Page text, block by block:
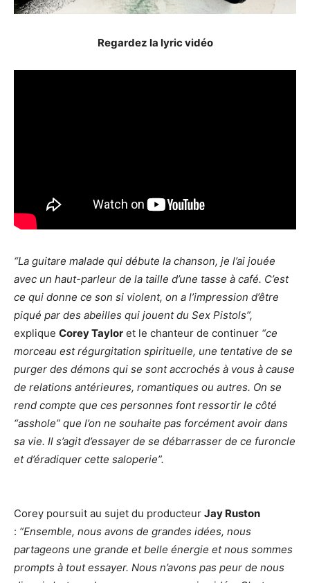
Regardez la lyric vidéo
“La guitare malade qui débute la chanson, je l’ai jouée
avec un haut-parleur de la taille d’une tasse à café. C’est
ce qui donne ce son si violent, on a l’impression d’être
piqué par des abeilles qui jouent du Sex Pistols”,
explique Corey Taylor et le chanteur de continuer “ce
morceau est régurgitation spirituelle, une tentative de se
purger des démons qui se sont accrochés à vous à cause
de relations antérieures, romantiques ou autres. On se
rend compte que ces personnes font ressortir le côté
“asshole” que l’on ne souhaite pas forcément avoir dans
sa vie. Il s’agit d’essayer de se débarrasser de ce furoncle
et d’éradiquer cette saloperie”.
Corey poursuit au sujet du producteur Jay Ruston
: “Ensemble, nous avons de grandes idées, nous
partageons une grande et belle énergie et nous sommes
prompts à tout essayer. Nous n’avons pas peur de nous